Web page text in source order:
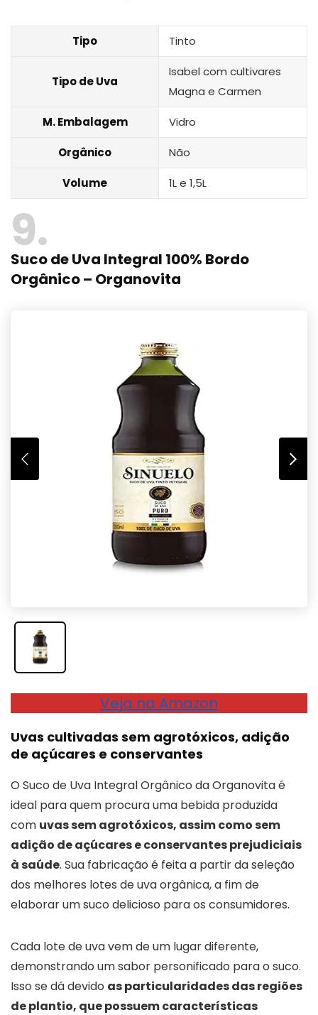
Tipo Tinto
Tipo de Uva
Isabel com cultivares
Magna e Carmen
M. Embalagem Vidro
Orgânico Não
Volume 1L e 1,5L
9
Suco de Uva Integral 100% Bordo
Orgânico – Organovita
Veja na Amazon
Uvas cultivadas sem agrotóxicos, adição
de açúcares e conservantes
O Suco de Uva Integral Orgânico da Organovita é
ideal para quem procura uma bebida produzida
com uvas sem agrotóxicos, assim como sem
adição de açúcares e conservantes prejudiciais
à saúde. Sua fabricação é feita a partir da seleção
dos melhores lotes de uva orgânica, a fim de
elaborar um suco delicioso para os consumidores.
Cada lote de uva vem de um lugar diferente,
demonstrando um sabor personificado para o suco.
Isso se dá devido as particularidades das regiões
de plantio, que possuem características